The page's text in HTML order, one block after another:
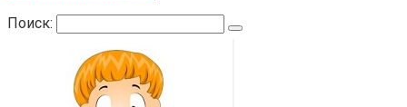
Поиск: